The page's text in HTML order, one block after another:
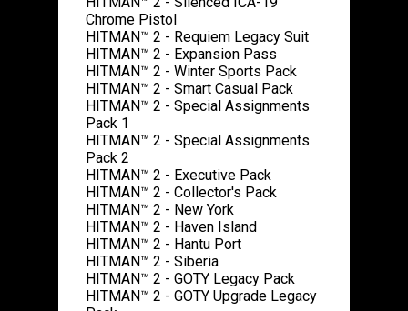
Chrome Pistol
HITMAN™ 2 - Requiem Legacy Suit
HITMAN™ 2 - Expansion Pass
HITMAN™ 2 - Winter Sports Pack
HITMAN™ 2 - Smart Casual Pack
HITMAN™ 2 - Special Assignments
Pack 1
HITMAN™ 2 - Special Assignments
Pack 2
HITMAN™ 2 - Executive Pack
HITMAN™ 2 - Collector's Pack
HITMAN™ 2 - New York
HITMAN™ 2 - Haven Island
HITMAN™ 2 - Hantu Port
HITMAN™ 2 - Siberia
HITMAN™ 2 - GOTY Legacy Pack
HITMAN™ 2 - GOTY Upgrade Legacy